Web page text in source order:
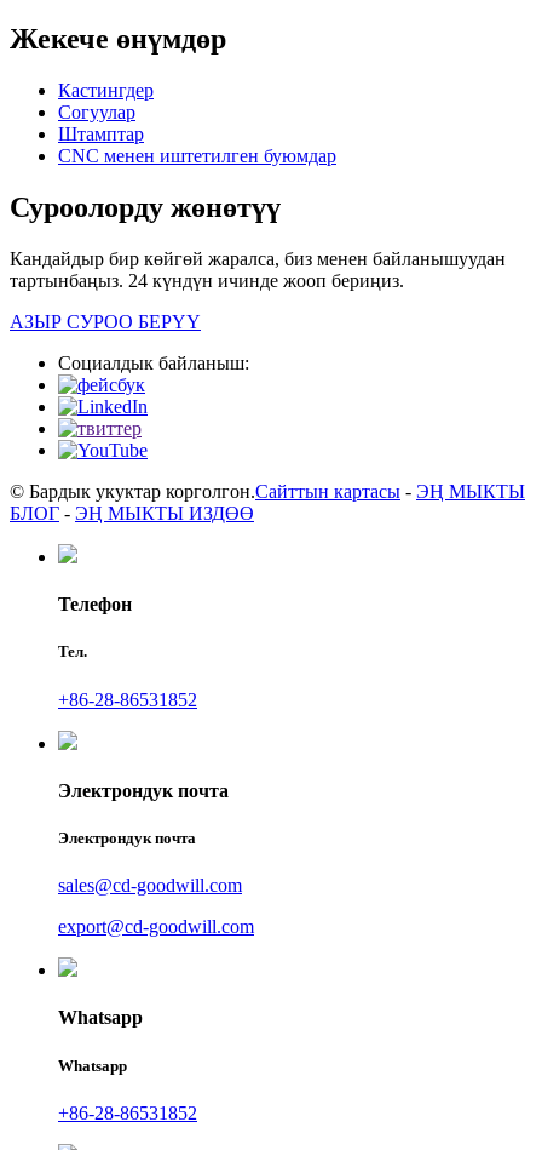
Жекече өнүмдөр
Кастингдер
Согуулар
Штамптар
CNC менен иштетилген буюмдар
Суроолорду жөнөтүү
Кандайдыр бир көйгөй жаралса, биз менен байланышуудан
тартынбаңыз. 24 күндүн ичинде жооп бериңиз.
АЗЫР СУРОО БЕРҮҮ
Социалдык байланыш:
© Бардык укуктар корголгон.Сайттын картасы - ЭҢ МЫКТЫ
БЛОГ - ЭҢ МЫКТЫ ИЗДӨӨ
Телефон
Тел.
+86-28-86531852
Электрондук почта
Электрондук почта
sales@cd-goodwill.com
export@cd-goodwill.com
Whatsapp
Whatsapp
+86-28-86531852